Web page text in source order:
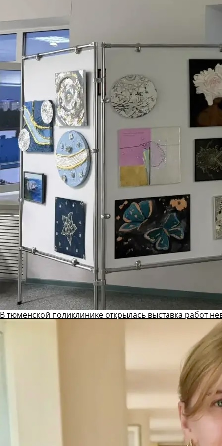
В тюменской поликлинике открылась выставка работ